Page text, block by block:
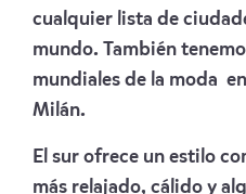
cualquier lista de
mundo. También
mundiales de la moda
Milán.
El sur ofrece un estilo
más relajado, cálido y